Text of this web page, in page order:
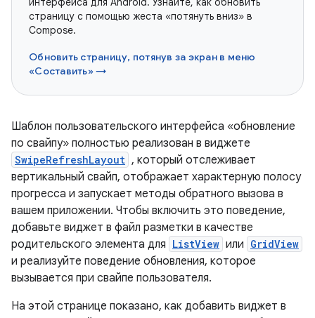
страницу с помощью жеста «потянуть вниз» в
Compose.
Обновить страницу, потянув за экран в меню
«Составить» →
Шаблон пользовательского интерфейса «обновление
по свайпу» полностью реализован в виджете
SwipeRefreshLayout , который отслеживает
вертикальный свайп, отображает характерную полосу
прогресса и запускает методы обратного вызова в
вашем приложении. Чтобы включить это поведение,
добавьте виджет в файл разметки в качестве
родительского элемента для ListView или GridView
и реализуйте поведение обновления, которое
вызывается при свайпе пользователя.
На этой странице показано, как добавить виджет в